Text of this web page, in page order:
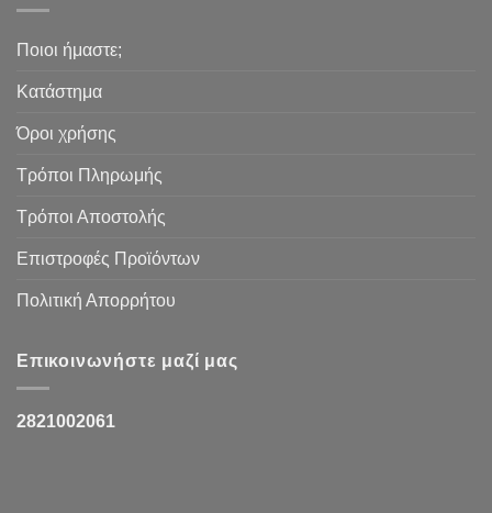
Ποιοι ήμαστε;
Κατάστημα
Όροι χρήσης
Τρόποι Πληρωμής
Τρόποι Αποστολής
Επιστροφές Προϊόντων
Πολιτική Απορρήτου
Επικοινωνήστε μαζί μας
2821002061